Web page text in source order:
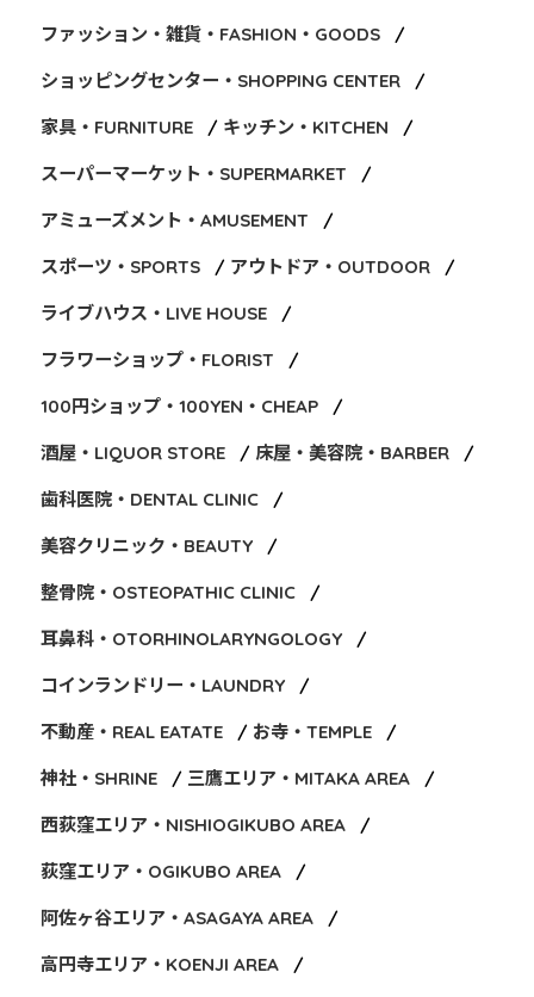
ファッション・雑貨・FASHION・GOODS
ショッピングセンター・SHOPPING CENTER
家具・FURNITURE キッチン・KITCHEN
スーパーマーケット・SUPERMARKET
アミューズメント・AMUSEMENT
スポーツ・SPORTS アウトドア・OUTDOOR
ライブハウス・LIVE HOUSE
フラワーショップ・FLORIST
100円ショップ・100YEN・CHEAP
酒屋・LIQUOR STORE 床屋・美容院・BARBER
歯科医院・DENTAL CLINIC
美容クリニック・BEAUTY
整骨院・OSTEOPATHIC CLINIC
耳鼻科・OTORHINOLARYNGOLOGY
コインランドリー・LAUNDRY
不動産・REAL EATATE お寺・TEMPLE
神社・SHRINE 三鷹エリア・MITAKA AREA
西荻窪エリア・NISHIOGIKUBO AREA
荻窪エリア・OGIKUBO AREA
阿佐ヶ谷エリア・ASAGAYA AREA
高円寺エリア・KOENJI AREA